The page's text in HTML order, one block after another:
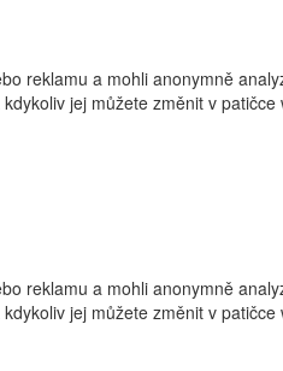
reklamu a mohli anonymně
jej můžete změnit v
reklamu a mohli anonymně
jej můžete změnit v